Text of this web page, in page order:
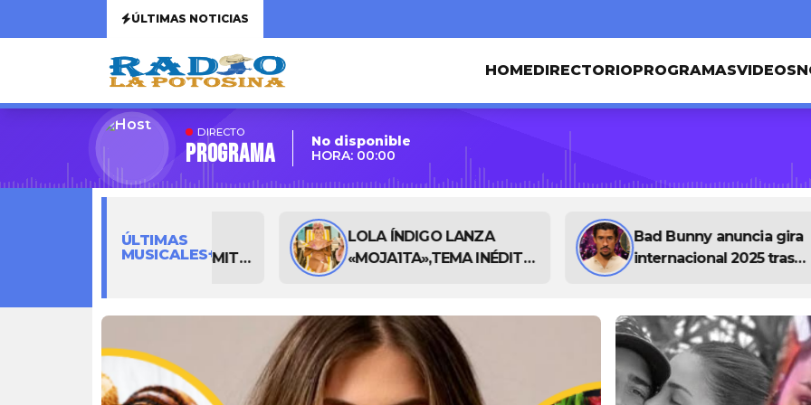
ÚLTIMAS NOTICIAS
HOMEDIRECTORIOPROGRAMASVIDEOS
DIRECTO
Programa
No disponible
HORA: 00:00
ÚLTIMAS
MUSICALES+
FEID SE MUESTRA
AUTÉNTICO Y TRANSMITE
CLÁSICO DESDE SU
VERSATILIDAD ARTÍSTICA
EN SU NUEVO SENCILLO
«ANDO XXIL»
LOLA ÍNDIGO LANZA
«MOJA1TA»,TEMA INÉDITO
ANTES DE COMENZAR SU
GIRA DE ESTADIOS
Bad Bunny anuncia gira
internacional 2025 tras